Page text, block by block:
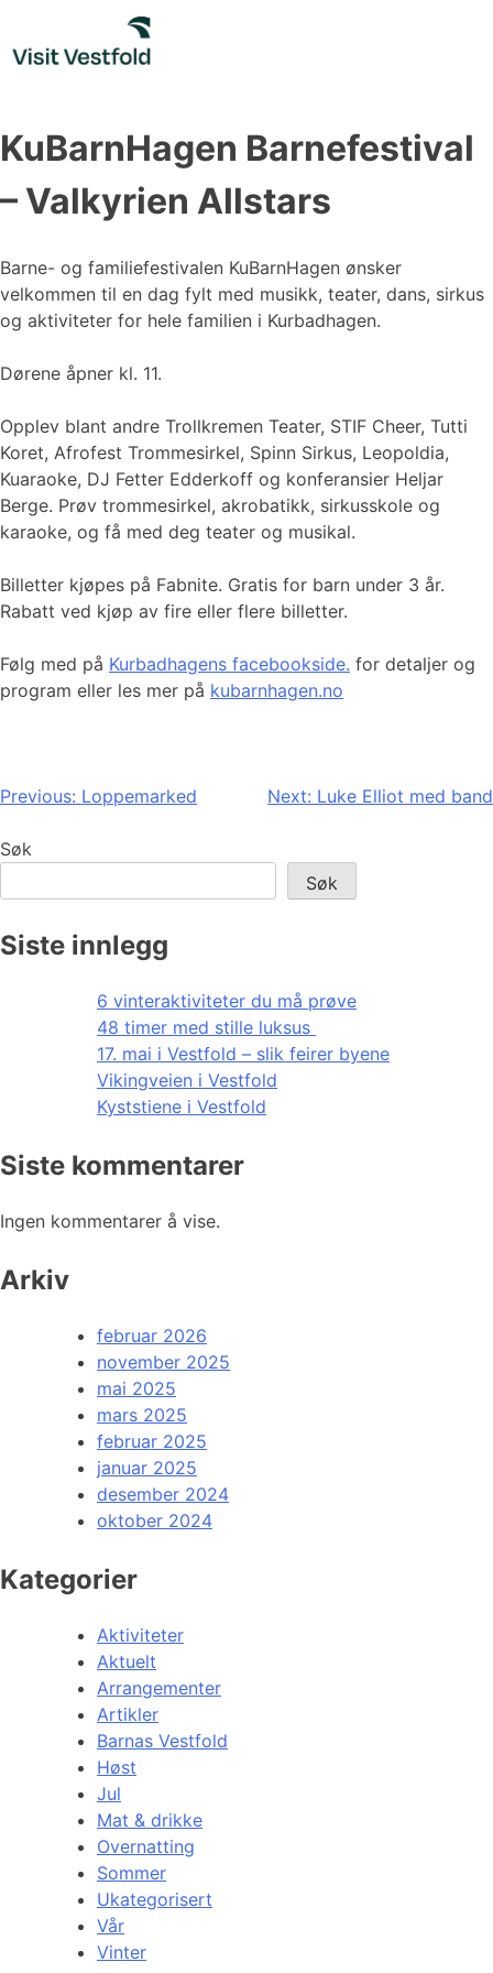
content
KuBarnHagen Barnefestival
– Valkyrien Allstars
Barne- og familiefestivalen KuBarnHagen ønsker
velkommen til en dag fylt med musikk, teater, dans, sirkus
og aktiviteter for hele familien i Kurbadhagen.
Dørene åpner kl. 11.
Opplev blant andre Trollkremen Teater, STIF Cheer, Tutti
Koret, Afrofest Trommesirkel, Spinn Sirkus, Leopoldia,
Kuaraoke, DJ Fetter Edderkoff og konferansier Heljar
Berge. Prøv trommesirkel, akrobatikk, sirkusskole og
karaoke, og få med deg teater og musikal.
Billetter kjøpes på Fabnite. Gratis for barn under 3 år.
Rabatt ved kjøp av fire eller flere billetter.
Følg med på Kurbadhagens facebookside. for detaljer og
program eller les mer på kubarnhagen.no
Innleggsnavigasjon
Previous: Loppemarked Next: Luke Elliot med band
Søk
Søk
Siste innlegg
6 vinteraktiviteter du må prøve
48 timer med stille luksus
17. mai i Vestfold – slik feirer byene
Vikingveien i Vestfold
Kyststiene i Vestfold
Siste kommentarer
Ingen kommentarer å vise.
Arkiv
februar 2026
november 2025
mai 2025
mars 2025
februar 2025
januar 2025
desember 2024
oktober 2024
Kategorier
Aktiviteter
Aktuelt
Arrangementer
Artikler
Barnas Vestfold
Høst
Jul
Mat & drikke
Overnatting
Sommer
Ukategorisert
Vår
Vinter